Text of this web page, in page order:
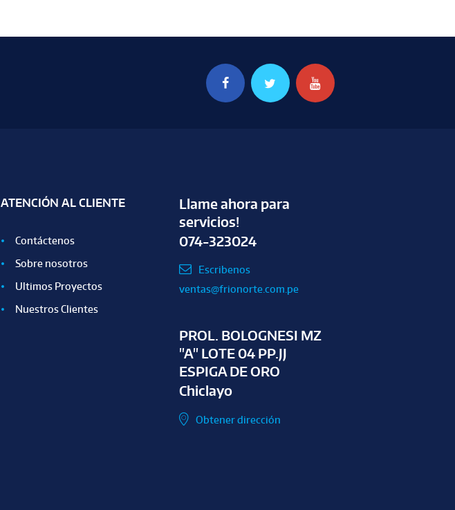
ATENCIÓN AL CLIENTE
Contáctenos
Sobre nosotros
Ultimos Proyectos
Nuestros Clientes
Llame ahora para
servicios!
074-323024
Escribenos
ventas@frionorte.com.pe
PROL. BOLOGNESI MZ
"A" LOTE 04 PP.JJ
ESPIGA DE ORO
Chiclayo
Obtener dirección